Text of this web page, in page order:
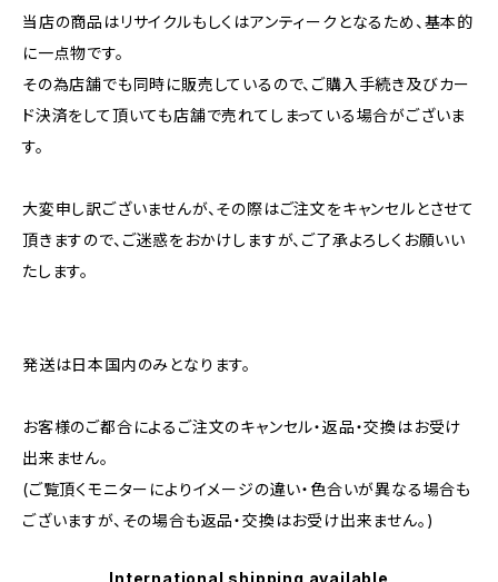
当店の商品はリサイクルもしくはアンティークとなるため、基本的
に一点物です。
その為店舗でも同時に販売しているので、ご購入手続き及びカー
ド決済をして頂いても店舗で売れてしまっている場合がございま
す。
大変申し訳ございませんが、その際はご注文をキャンセルとさせて
頂きますので、ご迷惑をおかけしますが、ご了承よろしくお願いい
たします。
発送は日本国内のみとなります。
お客様のご都合によるご注文のキャンセル・返品・交換はお受け
出来ません。
(ご覧頂くモニターによりイメージの違い・色合いが異なる場合も
ございますが、その場合も返品・交換はお受け出来ません。)
International shipping available